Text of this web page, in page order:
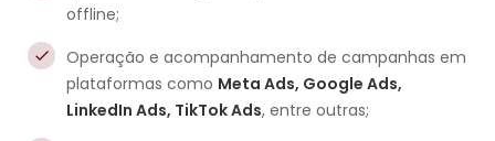
offline;
Operação e acompanhamento de campanhas em
plataformas como Meta Ads, Google Ads,
LinkedIn Ads, TikTok Ads, entre outras;